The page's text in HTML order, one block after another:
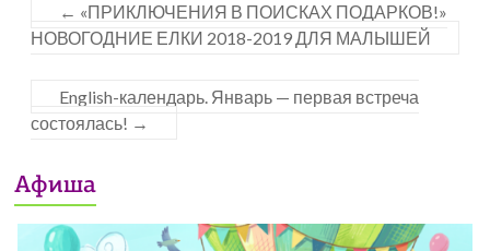
← «ПРИКЛЮЧЕНИЯ В ПОИСКАХ ПОДАРКОВ!»
НОВОГОДНИЕ ЕЛКИ 2018-2019 ДЛЯ МАЛЫШЕЙ
English-календарь. Январь — первая встреча
состоялась! →
Афиша